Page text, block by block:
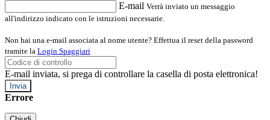
E-mail Verrà inviato un messaggio
all'indirizzo indicato con le istruzioni necessarie.
Non hai una e-mail associata al nome utente? Effettua il reset della password
tramite la Login Spaggiari
E-mail inviata, si prega di controllare la casella di posta elettronica!
Errore